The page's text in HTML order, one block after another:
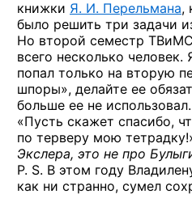
книжки Я. И. Перельмана,
было решить три задачи
Но второй семестр
всего несколько
попал только на вторую
шпоры», делайте ее
больше ее не
«Пусть скажет спасибо,
по терверу мою
Экслера, это не про
P. S. В этом году
как ни странно, сумел